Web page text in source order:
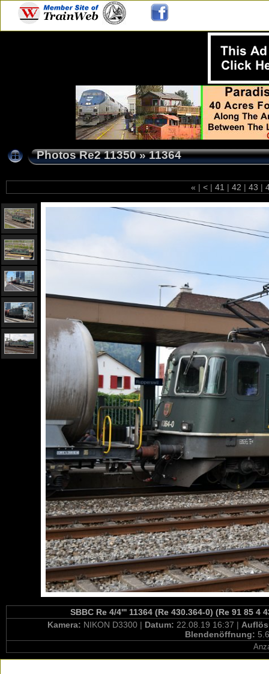
Photos Re2 11350»11364
« | < | 41 | 42 | 43 |
SBBC Re 4/4''' 11364 (Re 430.364-0) (Re 91 85 4
Kamera: NIKON D3300 | Datum: 22.08.19 16:37 |
Blendenöffnung: